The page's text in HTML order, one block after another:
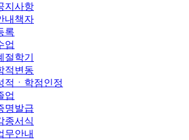
지사항
내책자
록
업
절학기
적변동
적ㆍ학점인정
업
명발급
종서식
무안내